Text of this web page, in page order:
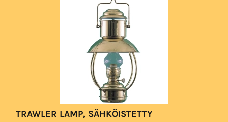
TRAWLER LAMP, SÄHKÖISTETTY